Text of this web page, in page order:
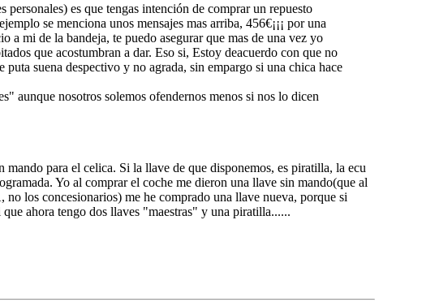
es que tengas intención de comprar un repuesto
se menciona unos mensajes mas arriba, 456€¡¡¡ por una
a mi de la bandeja, te puedo asegurar que mas de una vez yo
que acostumbran a dar. Eso si, Estoy deacuerdo con que no
suena despectivo y no agrada, sin empargo si una chica hace
aunque nosotros solemos ofendernos menos si nos lo dicen
para el celica. Si la llave de que disponemos, es piratilla, la ecu
Yo al comprar el coche me dieron una llave sin mando(que al
los concesionarios) me he comprado una llave nueva, porque si
ahora tengo dos llaves "maestras" y una piratilla......